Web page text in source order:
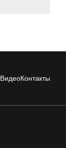
ВидеоКонтакты